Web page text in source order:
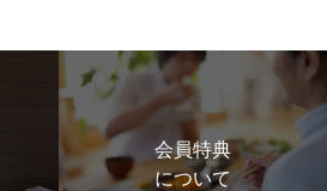
会員特典
について